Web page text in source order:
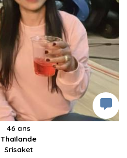
46 ans
Thaïlande
Srisaket